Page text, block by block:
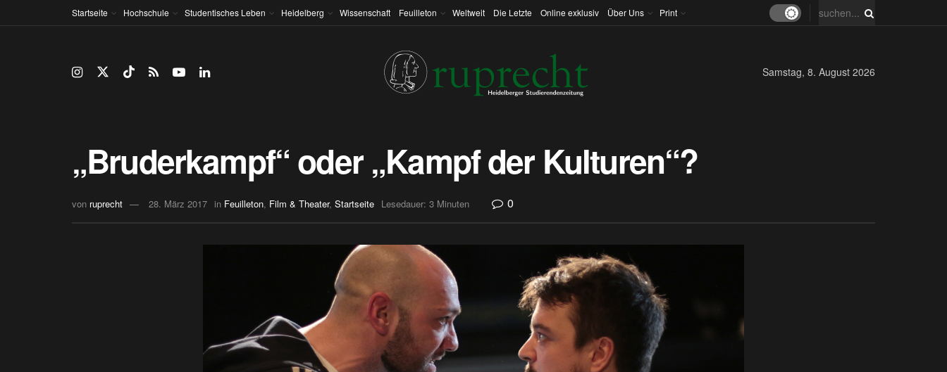
Startseite Hochschule Studentisches Leben Heidelberg Wissenschaft Feuilleton Weltweit Die Letzte Online exklusiv Über Uns Print
Samstag, 8. August 2026
„Bruderkampf“ oder „Kampf der Kulturen“?
von ruprecht 28. März 2017 in Feuilleton, Film & Theater, Startseite Lesedauer: 3 Minuten 0